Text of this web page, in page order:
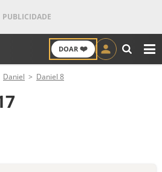
DOAR ❤️
Daniel Daniel 8